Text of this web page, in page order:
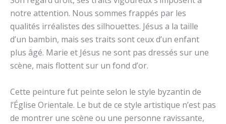
notre attention. Nous sommes frappés par les
qualités irréalistes des silhouettes. Jésus a la taille
d’un bambin, mais ses traits sont ceux d’un enfant
plus âgé. Marie et Jésus ne sont pas dressés sur une
scène, mais flottent sur un fond d’or.
Cette peinture fut peinte selon le style byzantin de
l’Église Orientale. Le but de ce style artistique n’est pas
de montrer une scène ou une personne ravissante,